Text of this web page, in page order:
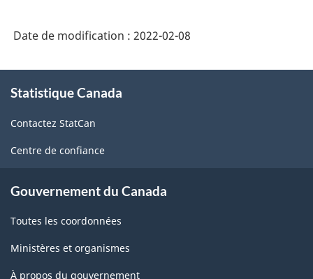
Date de modification : 2022-02-08
propos
ce
site
Statistique Canada
Contactez StatCan
Centre de confiance
Gouvernement du Canada
Toutes les coordonnées
Ministères et organismes
À propos du gouvernement